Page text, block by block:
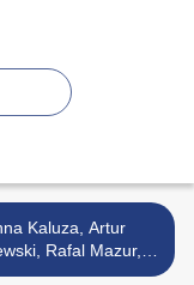
Kaluza, Artur
Rafal Mazur,
: Tone Hunting